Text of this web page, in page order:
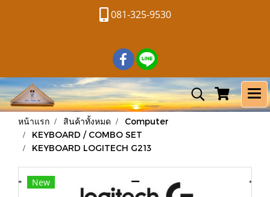
081-325-9530
หน้าแรก สินค้าทั้งหมด
Computer
KEYBOARD / COMBO SET
KEYBOARD LOGITECH G213
New